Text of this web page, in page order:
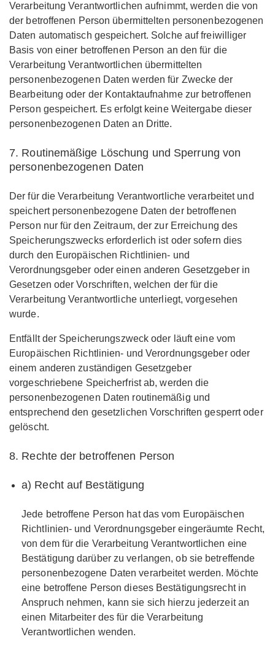
Verarbeitung Verantwortlichen aufnimmt, werden die von
der betroffenen Person übermittelten personenbezogenen
Daten automatisch gespeichert. Solche auf freiwilliger
Basis von einer betroffenen Person an den für die
Verarbeitung Verantwortlichen übermittelten
personenbezogenen Daten werden für Zwecke der
Bearbeitung oder der Kontaktaufnahme zur betroffenen
Person gespeichert. Es erfolgt keine Weitergabe dieser
personenbezogenen Daten an Dritte.
7. Routinemäßige Löschung und Sperrung von
personenbezogenen Daten
Der für die Verarbeitung Verantwortliche verarbeitet und
speichert personenbezogene Daten der betroffenen
Person nur für den Zeitraum, der zur Erreichung des
Speicherungszwecks erforderlich ist oder sofern dies
durch den Europäischen Richtlinien- und
Verordnungsgeber oder einen anderen Gesetzgeber in
Gesetzen oder Vorschriften, welchen der für die
Verarbeitung Verantwortliche unterliegt, vorgesehen
wurde.
Entfällt der Speicherungszweck oder läuft eine vom
Europäischen Richtlinien- und Verordnungsgeber oder
einem anderen zuständigen Gesetzgeber
vorgeschriebene Speicherfrist ab, werden die
personenbezogenen Daten routinemäßig und
entsprechend den gesetzlichen Vorschriften gesperrt oder
gelöscht.
8. Rechte der betroffenen Person
a) Recht auf Bestätigung
Jede betroffene Person hat das vom Europäischen
Richtlinien- und Verordnungsgeber eingeräumte Recht,
von dem für die Verarbeitung Verantwortlichen eine
Bestätigung darüber zu verlangen, ob sie betreffende
personenbezogene Daten verarbeitet werden. Möchte
eine betroffene Person dieses Bestätigungsrecht in
Anspruch nehmen, kann sie sich hierzu jederzeit an
einen Mitarbeiter des für die Verarbeitung
Verantwortlichen wenden.